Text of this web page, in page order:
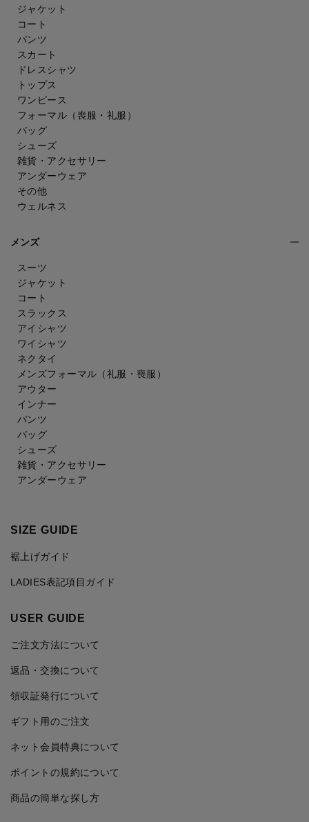
ジャケット
コート
パンツ
スカート
ドレスシャツ
トップス
ワンピース
フォーマル（喪服・礼服）
バッグ
シューズ
雑貨・アクセサリー
アンダーウェア
その他
ウェルネス
メンズ
スーツ
ジャケット
コート
スラックス
アイシャツ
ワイシャツ
ネクタイ
メンズフォーマル （礼服・喪服）
アウター
インナー
パンツ
バッグ
シューズ
雑貨・アクセサリー
アンダーウェア
SIZE GUIDE
裾上げガイド
LADIES表記項目ガイド
USER GUIDE
ご注文方法について
返品・交換について
領収証発行について
ギフト用のご注文
ネット会員特典について
ポイントの規約について
商品の簡単な探し方